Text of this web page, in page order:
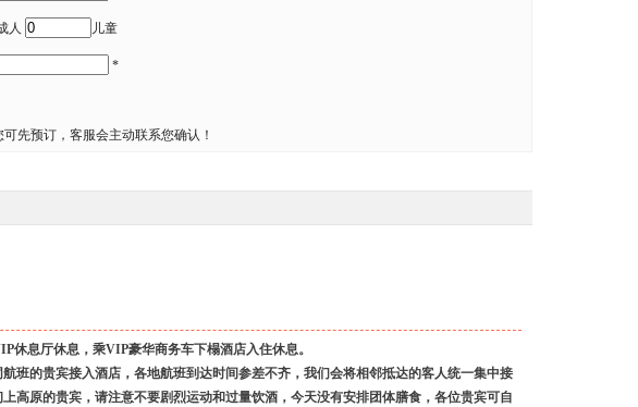
人 儿童
*
先预订，客服会主动联系您确认！
休息厅休息，乘VIP豪华商务车下榻酒店入住休息。
班的贵宾接入酒店，各地航班到达时间参差不齐，我们会将相邻抵达的客人统一集中接
高原的贵宾，请注意不要剧烈运动和过量饮酒，今天没有安排团体膳食，各位贵宾可自